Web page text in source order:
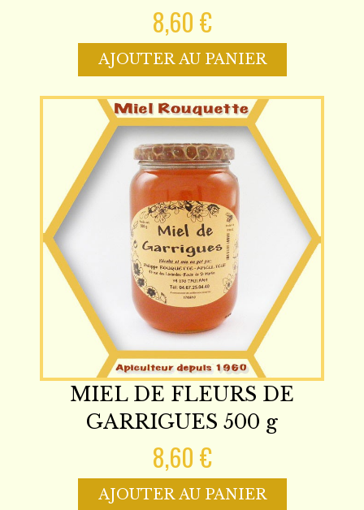
8,60 €
AJOUTER AU PANIER
MIEL DE FLEURS DE
GARRIGUES 500 g
8,60 €
AJOUTER AU PANIER